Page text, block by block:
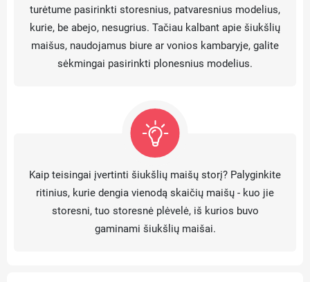
turėtume pasirinkti storesnius, patvaresnius modelius,
kurie, be abejo, nesugrius. Tačiau kalbant apie šiukšlių
maišus, naudojamus biure ar vonios kambaryje, galite
sėkmingai pasirinkti plonesnius modelius.
Kaip teisingai įvertinti šiukšlių maišų storį? Palyginkite
ritinius, kurie dengia vienodą skaičių maišų - kuo jie
storesni, tuo storesnė plėvelė, iš kurios buvo
gaminami šiukšlių maišai.